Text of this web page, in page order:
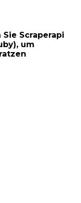
Scraperapi
um